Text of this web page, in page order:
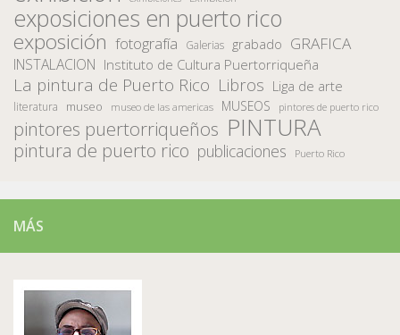
exposiciones en puerto rico
exposición fotografía Galerias grabado GRAFICA
INSTALACION Instituto de Cultura Puertorriqueña
La pintura de Puerto Rico Libros Liga de arte
literatura museo museo de las americas MUSEOS pintores de puerto rico
pintores puertorriqueños PINTURA
pintura de puerto rico publicaciones Puerto Rico
MÁS